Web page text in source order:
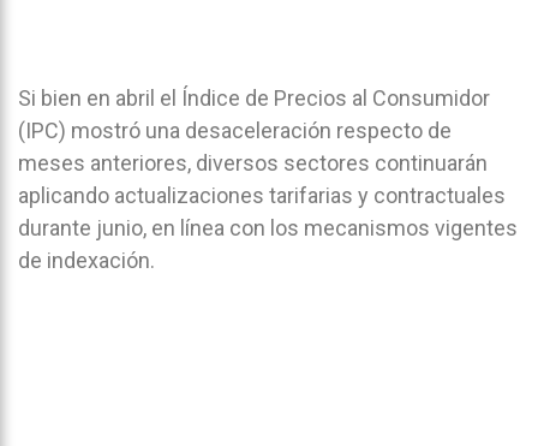
Si bien en abril el Índice de Precios al Consumidor
(IPC) mostró una desaceleración respecto de
meses anteriores, diversos sectores continuarán
aplicando actualizaciones tarifarias y contractuales
durante junio, en línea con los mecanismos vigentes
de indexación.